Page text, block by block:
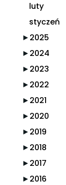
luty
styczeń
►2025
►2024
►2023
►2022
►2021
►2020
►2019
►2018
►2017
►2016